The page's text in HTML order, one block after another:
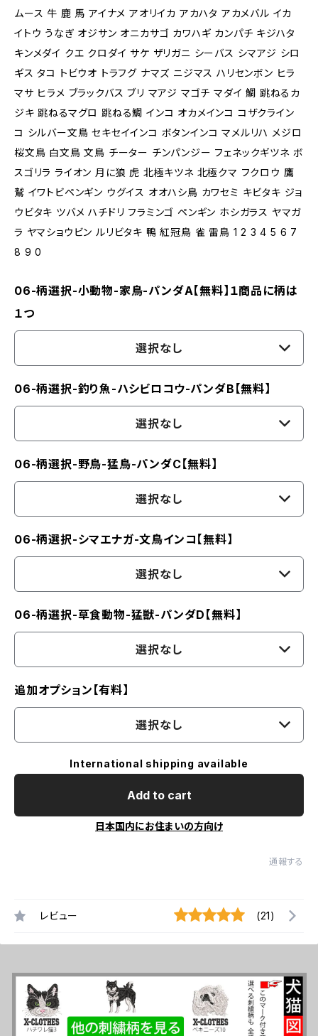
ムース 牛 鹿 馬 アイナメ アオリイカ アカハタ アカメバル イカ
イトウ うなぎ オジサン オニカサゴ カワハギ カンパチ キジハタ
キンメダイ クエ クロダイ サケ ザリガニ シーバス シマアジ シロ
ギス タコ トビウオ トラフグ ナマズ ニジマス ハリセンボン ヒラ
マサ ヒラメ ブラックバス ブリ マアジ マゴチ マダイ 鯛 跳ねるカ
ジキ 跳ねるマグロ 跳ねる鯛 インコ オカメインコ コザクライン
コ シルバー文鳥 セキセイインコ ボタンインコ マメルリハ メジロ
桜文鳥 白文鳥 文鳥 チーター チンパンジー フェネックギツネ ボ
スゴリラ ライオン 月に狼 虎 北極キツネ 北極クマ フクロウ 鷹
鷲 イワトビペンギン ウグイス オオハシ鳥 カワセミ キビタキ ジョ
ウビタキ ツバメ ハチドリ フラミンゴ ペンギン ホシガラス ヤマガ
ラ ヤマショウビン ルリビタキ 鴨 紅冠鳥 雀 雷鳥 1 2 3 4 5 6 7
8 9 0
06-柄選択-小動物-家鳥-パンダA【無料】１商品に柄は
１つ
選択なし
06-柄選択-釣り魚-ハシビロコウ-パンダB【無料】
選択なし
06-柄選択-野鳥-猛鳥-パンダC【無料】
選択なし
06-柄選択-シマエナガ-文鳥インコ【無料】
選択なし
06-柄選択-草食動物-猛獣-パンダD【無料】
選択なし
追加オプション【有料】
選択なし
International shipping available
Add to cart
日本国内にお住まいの方向け
通報する
レビュー (21)